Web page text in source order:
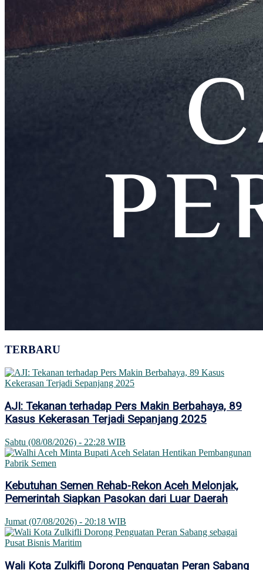
TERBARU
AJI: Tekanan terhadap Pers Makin Berbahaya, 89
Kasus Kekerasan Terjadi Sepanjang 2025
Sabtu (08/08/2026) - 22:28 WIB
Kebutuhan Semen Rehab-Rekon Aceh Melonjak,
Pemerintah Siapkan Pasokan dari Luar Daerah
Jumat (07/08/2026) - 20:18 WIB
Wali Kota Zulkifli Dorong Penguatan Peran Sabang